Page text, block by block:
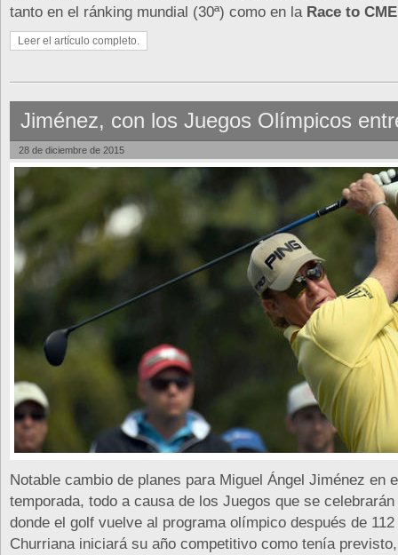
tanto en el ránking mundial (30ª) como en la Race to
Leer el artículo completo.
Jiménez, con los Juegos Olímpicos
28 de diciembre de 2015
Notable cambio de planes para Miguel Ángel Jiménez en
temporada, todo a causa de los Juegos que se
donde el golf vuelve al programa olímpico después de
Churriana iniciará su año competitivo como tenía